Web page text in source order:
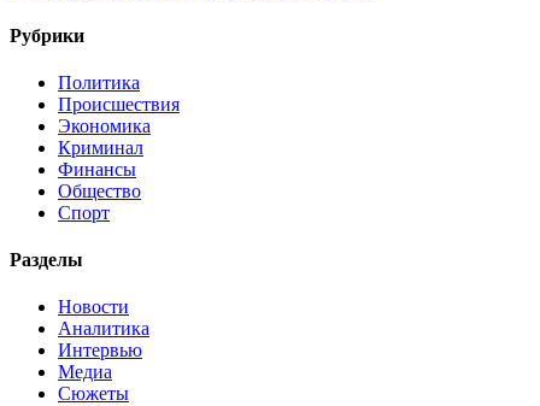
Рубрики
Политика
Происшествия
Экономика
Криминал
Финансы
Общество
Спорт
Разделы
Новости
Аналитика
Интервью
Медиа
Сюжеты